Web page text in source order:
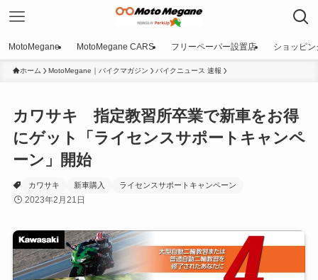
MotoMegane MotoMegane CARS フリーペーパー設置店 ショッピン
ホーム MotoMegane｜バイクマガジン バイクニュース 速報
カワサキ 指定教習所卒業で新車をお得
にゲット「ライセンスサポートキャンペ
ーン」開始
カワサキ 新車購入 ライセンスサポートキャンペーン
2023年2月21日